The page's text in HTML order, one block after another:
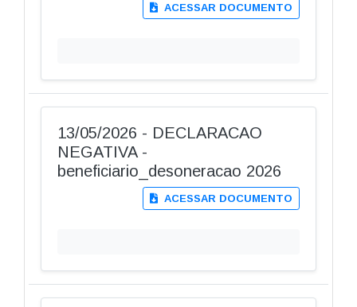
ACESSAR DOCUMENTO
13/05/2026 - DECLARACAO
NEGATIVA -
beneficiario_desoneracao 2026
ACESSAR DOCUMENTO